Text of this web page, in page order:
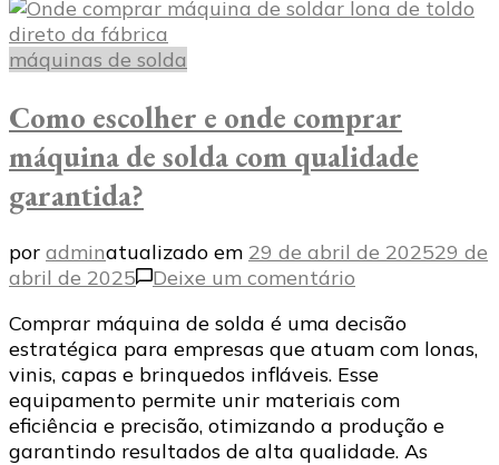
máquinas de solda
Como escolher e onde comprar
máquina de solda com qualidade
garantida?
por adminatualizado em 29 de abril de 202529 de
abril de 2025
Deixe um comentário
escolher
e
onde
comprar
máquina
de
Comprar máquina de solda é uma decisão
estratégica para empresas que atuam com lonas,
vinis, capas e brinquedos infláveis. Esse
equipamento permite unir materiais com
eficiência e precisão, otimizando a produção e
garantindo resultados de alta qualidade. As